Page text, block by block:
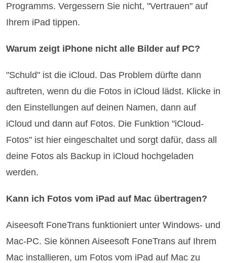
Programms. Vergessern Sie nicht, "Vertrauen" auf
Ihrem iPad tippen.
Warum zeigt iPhone nicht alle Bilder auf PC?
"Schuld" ist die iCloud. Das Problem dürfte dann
auftreten, wenn du die Fotos in iCloud lädst. Klicke in
den Einstellungen auf deinen Namen, dann auf
iCloud und dann auf Fotos. Die Funktion "iCloud-
Fotos" ist hier eingeschaltet und sorgt dafür, dass all
deine Fotos als Backup in iCloud hochgeladen
werden.
Kann ich Fotos vom iPad auf Mac übertragen?
Aiseesoft FoneTrans funktioniert unter Windows- und
Mac-PC. Sie können Aiseesoft FoneTrans auf Ihrem
Mac installieren, um Fotos vom iPad auf Mac zu